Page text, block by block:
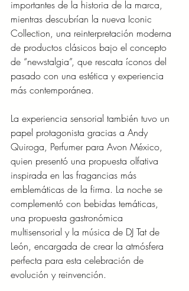
importantes de la historia de la marca,
mientras descubrían la nueva Iconic
Collection, una reinterpretación moderna
de productos clásicos bajo el concepto
de “newstalgia”, que rescata íconos del
pasado con una estética y experiencia
más contemporánea.
La experiencia sensorial también tuvo un
papel protagonista gracias a Andy
Quiroga, Perfumer para Avon México,
quien presentó una propuesta olfativa
inspirada en las fragancias más
emblemáticas de la firma. La noche se
complementó con bebidas temáticas,
una propuesta gastronómica
multisensorial y la música de DJ Tat de
León, encargada de crear la atmósfera
perfecta para esta celebración de
evolución y reinvención.